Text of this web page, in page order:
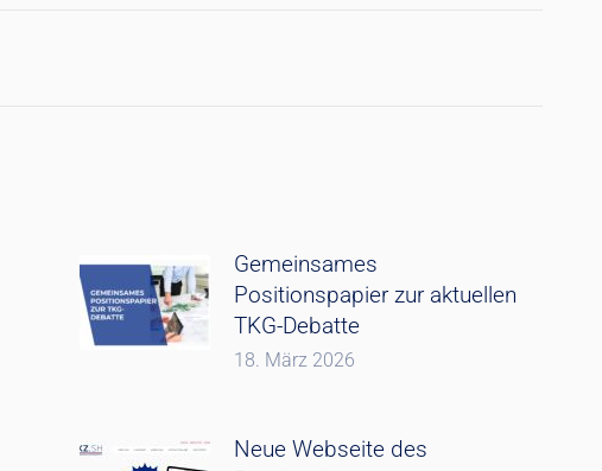
Gemeinsames
Positionspapier zur aktuellen
TKG-Debatte
18. März 2026
Neue Webseite des